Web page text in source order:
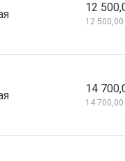
12
12 500,00
14
14 700,00